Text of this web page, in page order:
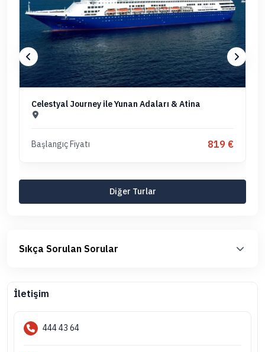
Celestyal Journey ile Yunan Adaları & Atina
Başlangıç Fiyatı 819 €
Diğer Turlar
Sıkça Sorulan Sorular
İletişim
444 43 64